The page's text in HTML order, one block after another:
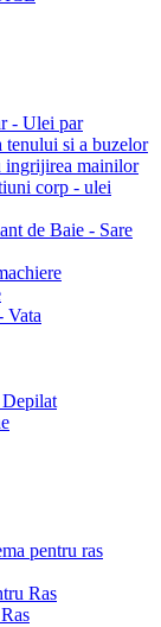
- Ulei par
tenului si a buzelor
ingrijirea mainilor
corp - ulei
de Baie - Sare
Vata
pentru ras
Ras